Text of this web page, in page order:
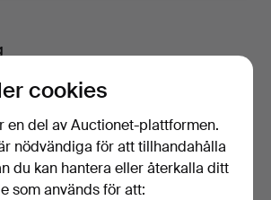
Logga in
logga in via Facebook här
cookies
en del av Auctionet-plattformen.
nödvändiga för att tillhandahålla
du kan hantera eller återkalla ditt
som används för att: